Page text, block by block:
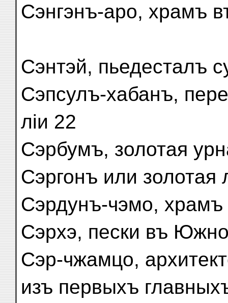
Сэнгэнъ-аро, храмъ
Сэнтэй, пьедесталъ
Сэпсулъ-хабанъ,
ліи 22
Сэрбумъ, золотая
Сэргонъ или золотая
Сэрдунъ-чэмо,
Сэрхэ, пески въ
Сэр-чжамцо,
изъ первыхъ